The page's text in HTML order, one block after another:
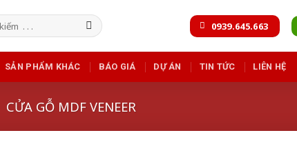
0939.645.663
SẢN PHẨM KHÁC BÁO GIÁ DỰ ÁN TIN TỨC LIÊN HỆ
CỬA GỖ MDF VENEER